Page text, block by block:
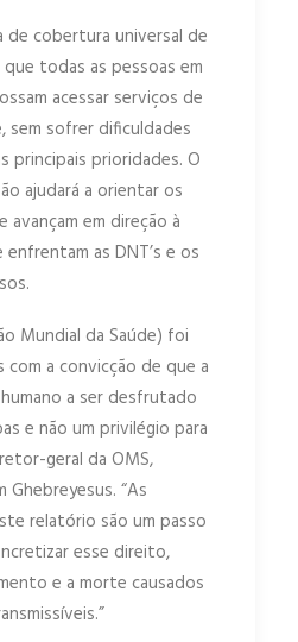
de cobertura universal de
todas as pessoas em
acessar serviços de
sem sofrer dificuldades
principais prioridades. O
ajudará a orientar os
avançam em direção à
as DNT’s e os
Mundial da Saúde) foi
com a convicção de que a
a ser desfrutado
e não um privilégio para
geral da OMS,
“As
relatório são um passo
esse direito,
e a morte causados